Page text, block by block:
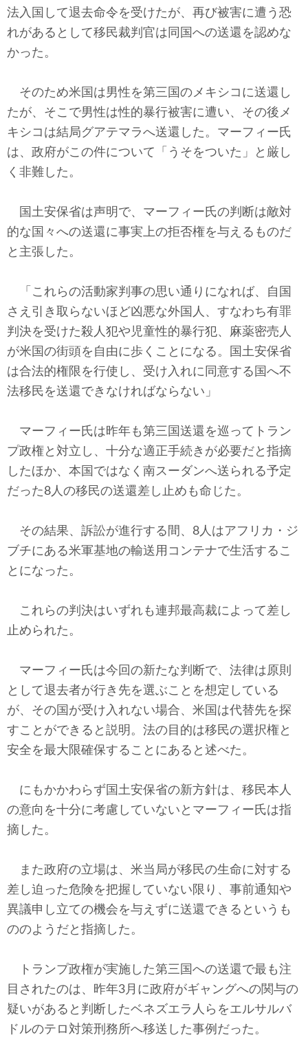
法入国して退去命令を受けたが、再び被害に遭う恐
れがあるとして移民裁判官は同国への送還を認めな
かった。
そのため米国は男性を第三国のメキシコに送還し
たが、そこで男性は性的暴行被害に遭い、その後メ
キシコは結局グアテマラへ送還した。マーフィー氏
は、政府がこの件について「うそをついた」と厳し
く非難した。
国土安保省は声明で、マーフィー氏の判断は敵対
的な国々への送還に事実上の拒否権を与えるものだ
と主張した。
「これらの活動家判事の思い通りになれば、自国
さえ引き取らないほど凶悪な外国人、すなわち有罪
判決を受けた殺人犯や児童性的暴行犯、麻薬密売人
が米国の街頭を自由に歩くことになる。国土安保省
は合法的権限を行使し、受け入れに同意する国へ不
法移民を送還できなければならない」
マーフィー氏は昨年も第三国送還を巡ってトラン
プ政権と対立し、十分な適正手続きが必要だと指摘
したほか、本国ではなく南スーダンへ送られる予定
だった8人の移民の送還差し止めも命じた。
その結果、訴訟が進行する間、8人はアフリカ・ジ
ブチにある米軍基地の輸送用コンテナで生活するこ
とになった。
これらの判決はいずれも連邦最高裁によって差し
止められた。
マーフィー氏は今回の新たな判断で、法律は原則
として退去者が行き先を選ぶことを想定している
が、その国が受け入れない場合、米国は代替先を探
すことができると説明。法の目的は移民の選択権と
安全を最大限確保することにあると述べた。
にもかかわらず国土安保省の新方針は、移民本人
の意向を十分に考慮していないとマーフィー氏は指
摘した。
また政府の立場は、米当局が移民の生命に対する
差し迫った危険を把握していない限り、事前通知や
異議申し立ての機会を与えずに送還できるというも
ののようだと指摘した。
トランプ政権が実施した第三国への送還で最も注
目されたのは、昨年3月に政府がギャングへの関与の
疑いがあると判断したベネズエラ人らをエルサルバ
ドルのテロ対策刑務所へ移送した事例だった。